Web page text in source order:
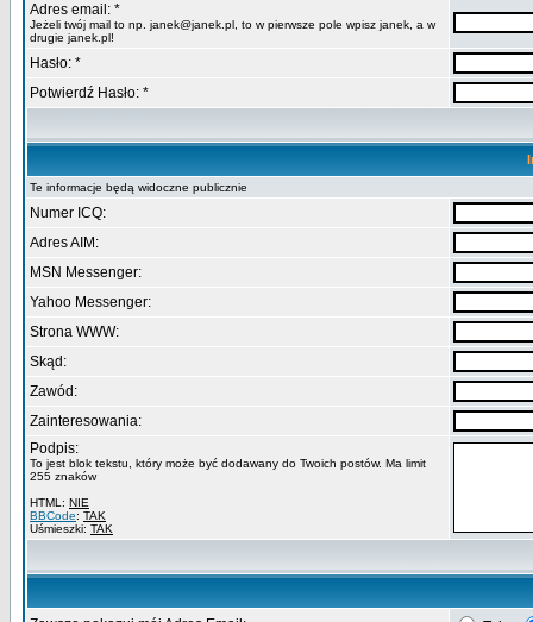
Adres email: *
Jeżeli twój mail to np. janek@janek.pl, to w pierwsze pole wpisz janek, a w
drugie janek.pl!
Hasło: *
Potwierdź Hasło: *
Te informacje będą widoczne publicznie
Numer ICQ:
Adres AIM:
MSN Messenger:
Yahoo Messenger:
Strona WWW:
Skąd:
Zawód:
Zainteresowania:
Podpis:
To jest blok tekstu, który może być dodawany do Twoich postów. Ma limit
255 znaków
HTML: NIE
BBCode: TAK
Uśmieszki: TAK